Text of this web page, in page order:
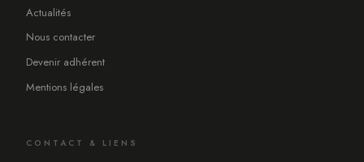
Actualités
Nous contacter
Devenir adhérent
Mentions légales
CONTACT & LIENS